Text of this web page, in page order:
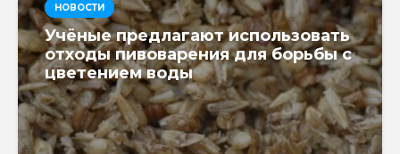
НОВОСТИ
Учёные предлагают использовать
отходы пивоварения для борьбы с
цветением воды